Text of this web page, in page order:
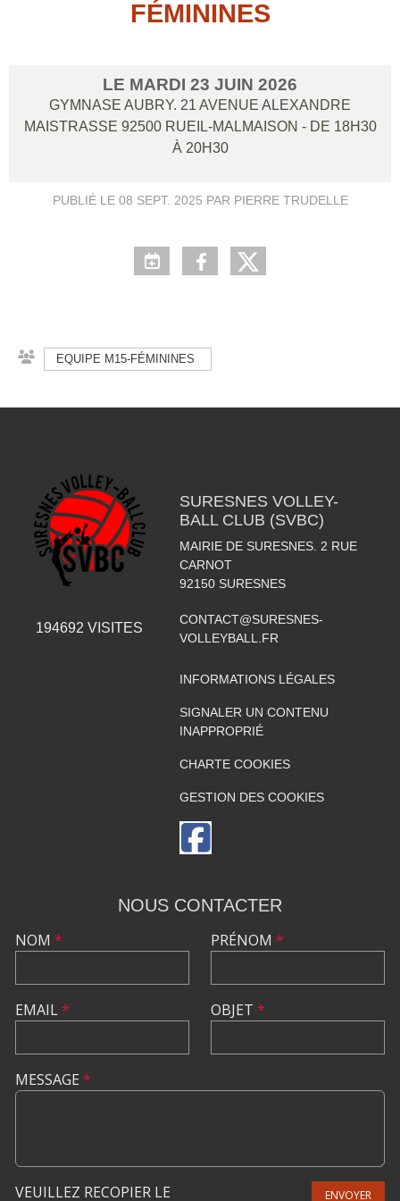
FÉMININES
LE MARDI 23 JUIN 2026
GYMNASE AUBRY. 21 AVENUE ALEXANDRE
MAISTRASSE 92500 RUEIL-MALMAISON - DE 18H30
À 20H30
PUBLIÉ LE 08 SEPT. 2025 PAR PIERRE TRUDELLE
EQUIPE M15-FÉMININES
194692 VISITES
SURESNES VOLLEY-
BALL CLUB (SVBC)
MAIRIE DE SURESNES. 2 RUE
CARNOT
92150 SURESNES
CONTACT@SURESNES-
VOLLEYBALL.FR
INFORMATIONS LÉGALES
SIGNALER UN CONTENU
INAPPROPRIÉ
CHARTE COOKIES
GESTION DES COOKIES
NOUS CONTACTER
NOM *
EMAIL*
PRÉNOM *
OBJET *
MESSAGE *
VEUILLEZ RECOPIER LE ENVOYER